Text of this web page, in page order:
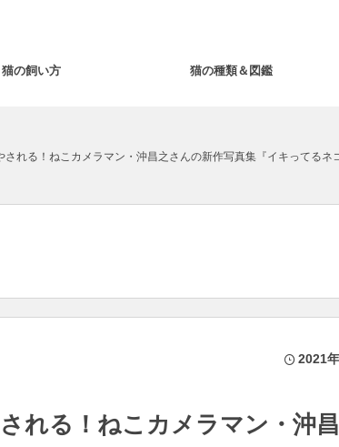
猫の飼い方 猫の種類＆図鑑
される！ねこカメラマン・沖昌之さんの新作写真集​​『イキってるネ
2021
れる！ねこカメラマン・沖